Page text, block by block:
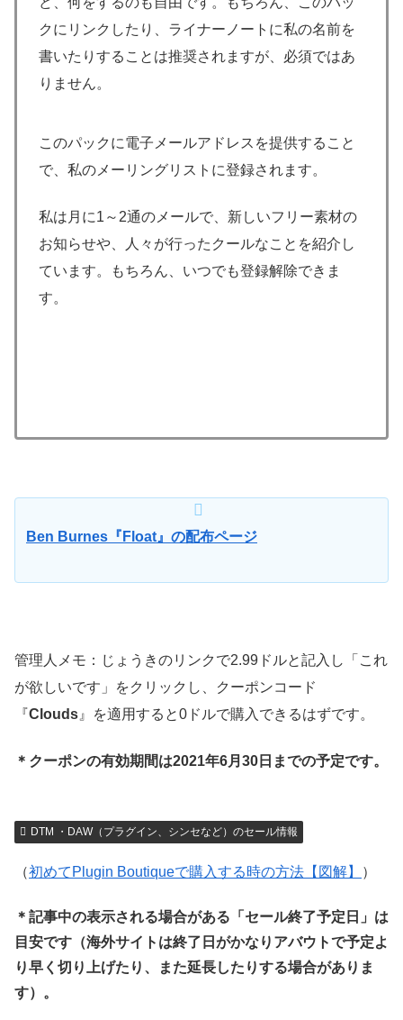
クにリンクしたり、ライナーノートに私の名前を
書いたりすることは推奨されますが、必須ではあ
りません。
このパックに電子メールアドレスを提供すること
で、私のメーリングリストに登録されます。
私は月に1～2通のメールで、新しいフリー素材の
お知らせや、人々が行ったクールなことを紹介し
ています。もちろん、いつでも登録解除できま
す。
Ben Burnes『Float』の配布ページ
管理人メモ：じょうきのリンクで2.99ドルと記入し「これ
が欲しいです」をクリックし、クーポンコード
『Clouds 』を適用すると0ドルで購入できるはずです。
＊クーポンの有効期間は2021年6月30日までの予定です。
DTM ・DAW（プラグイン、シンセなど）のセール情報
（初めてPlugin Boutiqueで購入する時の方法【図解】 ）
＊記事中の表示される場合がある「セール終了予定日」は
目安です（海外サイトは終了日がかなりアバウトで予定よ
り早く切り上げたり、また延長したりする場合がありま
す）。